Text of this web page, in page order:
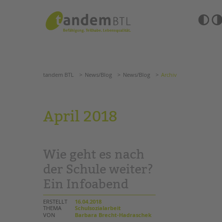
Barrierefrei-
ANGEBOTE
KITA & FRÜHE HILFEN
Grundschulen
Oberschulen
Förderzentren
Kollegs
EFöB
Schulbezogene Sozialarbeit
Tagesgruppen
tandem BTL News/Blog
tandem BTL News/Blog News/Blog Archiv
April 2018
Wie geht es nach
der Schule weiter?
Ein Infoabend
ERSTELLT
16.04.2018
THEMA
Schulsozialarbeit
VON
Barbara Brecht-Hadraschek